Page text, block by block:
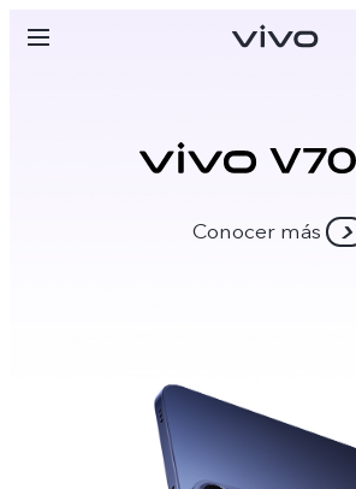
Colombia | Seleccione
Conocer más